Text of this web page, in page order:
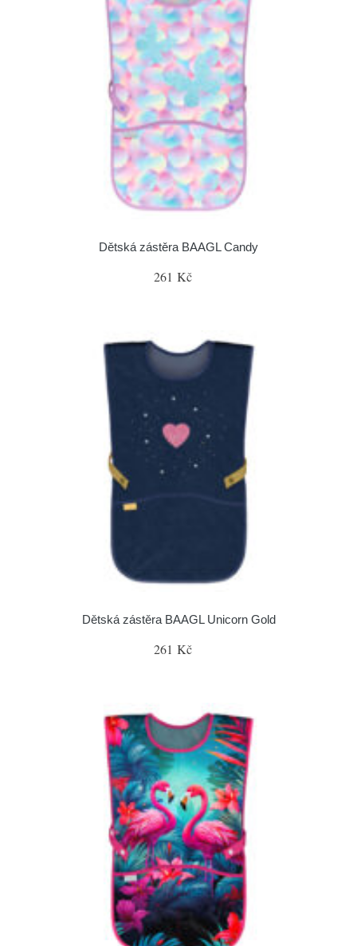
Dětská zástěra BAAGL Candy
261 Kč
Dětská zástěra BAAGL Unicorn Gold
261 Kč